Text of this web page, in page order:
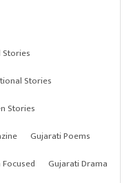
Stories
Stories
Gujarati Poems
Gujarati Drama